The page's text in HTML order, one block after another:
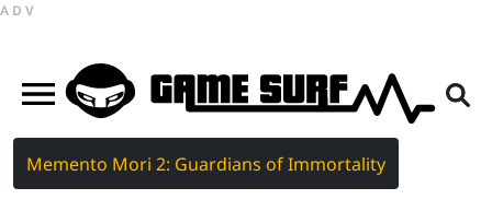
ADV
Memento Mori 2: Guardians of Immortality